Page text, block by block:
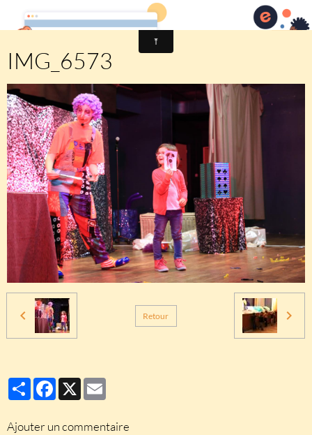
Comité des fêtes de CHEUX
IMG_6573
Retour
PartagerFacebook
X
Ajouter un commentaire